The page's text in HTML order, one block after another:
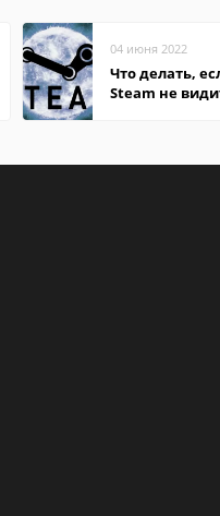
04 июня 2022
Что делать,
Steam не